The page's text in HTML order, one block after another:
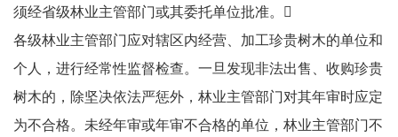
须经省级林业主管部门或其委托单位批准。
各级林业主管部门应对辖区内经营、加工珍贵树木的单位和
个人，进行经常性监督检查。一旦发现非法出售、收购珍贵
树木的，除坚决依法严惩外，林业主管部门对其年审时应定
为不合格。未经年审或年审不合格的单位，林业主管部门不